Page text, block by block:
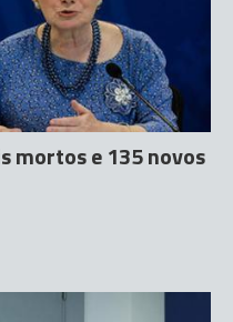
mortos e 135 novos